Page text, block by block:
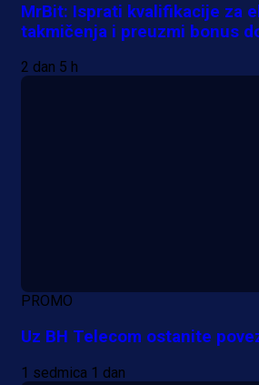
MrBit: Isprati kvalifikacije za
takmičenja i preuzmi bonus
2 dan 5 h
PROMO
Uz BH Telecom ostanite
1 sedmica 1 dan